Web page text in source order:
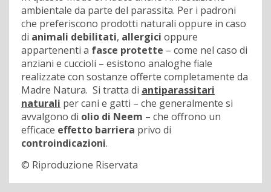
ambientale da parte del parassita. Per i padroni
che preferiscono prodotti naturali oppure in caso
di animali debilitati, allergici oppure
appartenenti a fasce protette – come nel caso di
anziani e cuccioli – esistono analoghe fiale
realizzate con sostanze offerte completamente da
Madre Natura. Si tratta di antiparassitari
naturali per cani e gatti – che generalmente si
avvalgono di olio di Neem – che offrono un
efficace effetto barriera privo di
controindicazioni.
© Riproduzione Riservata